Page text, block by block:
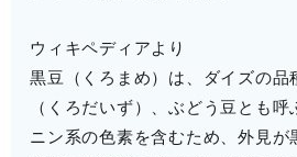
ウィキペディアより
黒豆（くろまめ）は、ダイズの品
（くろだいず）、ぶどう豆とも
ニン系の色素を含むため、外見が